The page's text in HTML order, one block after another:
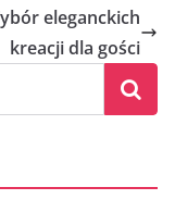
eleganckich
kreacji dla gości